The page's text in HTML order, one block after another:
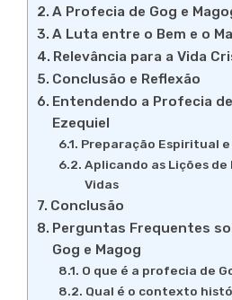
A Profecia de Gog e
A Luta entre o Bem e o
Relevância para a Vida
Conclusão e Reflexão
Entendendo a Profecia
Ezequiel
Preparação Espiritual e
Aplicando as Lições de
Vidas
Conclusão
Perguntas Frequentes
Gog e Magog
O que é a profecia de
Qual é o contexto